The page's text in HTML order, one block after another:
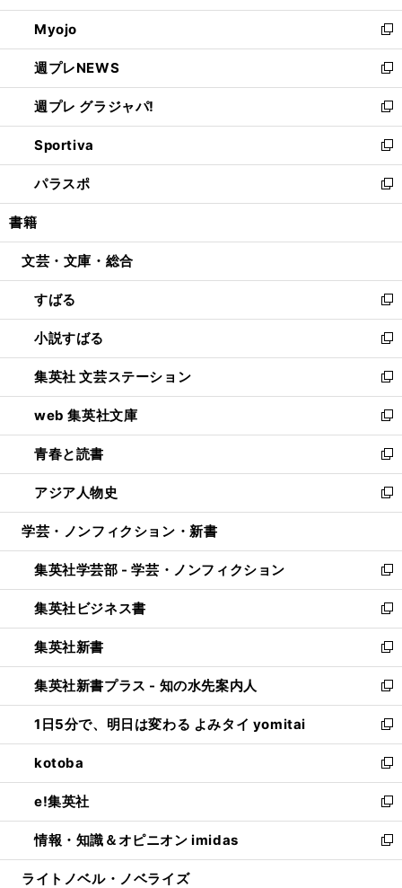
開
く
ウ
で
開
く
ン
ド
ウ
で
開
く
ウ
ィ
ン
ド
ウ
で
開
く
Myojo
新
し
い
ウ
ィ
ン
ド
ウ
で
開
週プレNEWS
新
し
い
ウ
ィ
ン
ド
ウ
開
週プレ グラジャパ!
新
し
い
ウ
ィ
ン
ウ
開
く
Sportiva
新
し
い
ウ
ン
ウ
で
開
く
パラスポ
新
し
ウ
ン
ド
ウ
で
開
く
書籍
文芸・文庫・総合
すばる
新
し
い
ウ
ィ
ン
ド
ウ
で
開
く
小説すばる
新
し
い
ウ
ィ
ン
ド
ウ
で
開
集英社 文芸ステーション
新
し
い
ウ
ィ
ン
ド
ウ
開
く
web 集英社文庫
新
し
い
ウ
ィ
ン
ウ
で
開
く
青春と読書
新
し
い
ウ
ン
ド
ウ
で
開
く
アジア人物史
新
し
ウ
ィ
ン
ド
ウ
で
開
く
学芸・ノンフィクション・新書
集英社学芸部 - 学芸・ノンフィクション
新
し
い
ウ
ィ
ン
ド
ウ
で
開
く
集英社ビジネス書
新
し
い
ウ
ィ
ン
ド
ウ
で
開
く
集英社新書
新
し
い
ウ
ィ
ン
ド
ウ
で
開
く
集英社新書プラス - 知の水先案内人
新
し
い
ウ
ィ
ン
ド
ウ
で
開
1日5分で、明日は変わる よみタイ yomitai
新
し
い
ウ
ィ
ン
ド
ウ
kotoba
新
し
い
ウ
ィ
ン
e!集英社
新
し
い
ウ
情報・知識＆オピニオン imidas
新
し
ライトノベル・ノベライズ